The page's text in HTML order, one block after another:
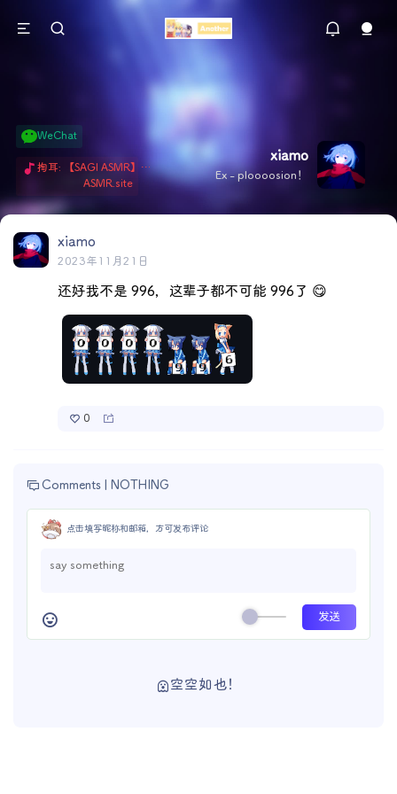
xiamo
Ex - ploooosion！
WeChat
掏耳: 【SAGI ASMR】今天就由阿米娅给博士掏耳吧「耳勺x鹅毛棒x吹气」 Hi-Res无损助眠 + 单刷: ASMR 精选4.0｜ 陪伴天花板 ✦扶扶の温柔哄睡 ✦ 顶级道具和语气词的交融 ✦ 扶桑大红花、
ASMR.site
xiamo
2023年11月21日
还好我不是 996，这辈子都不可能 996了 😋
0
Comments | NOTHING
点击填写昵称和邮箱，方可发布评论
空空如也！